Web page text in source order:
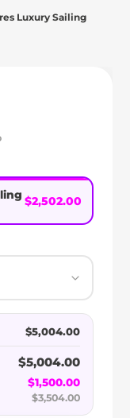
Luxury Sailing
$2,502.00
$5,004.00
$5,004.00
$1,500.00
$3,504.00